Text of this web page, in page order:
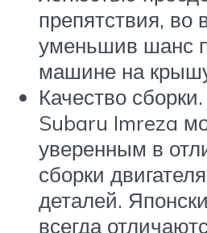
препятствия, во
уменьшив шанс
машине на
Качество
Subaru Imreza
уверенным в
сборки
деталей.
всегда